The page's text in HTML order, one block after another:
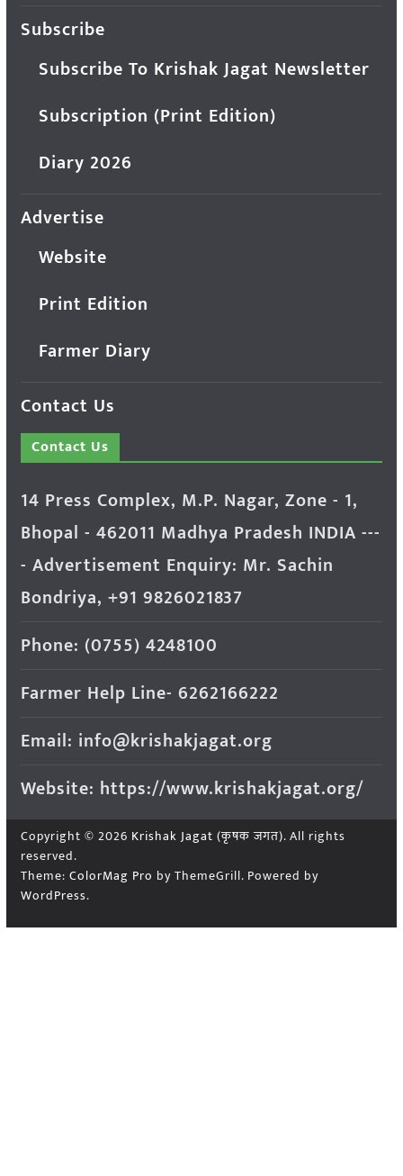
Subscribe
Subscribe To Krishak Jagat Newsletter
Subscription (Print Edition)
Diary 2026
Advertise
Website
Print Edition
Farmer Diary
Contact Us
Contact Us
14 Press Complex, M.P. Nagar, Zone - 1,
Bhopal - 462011 Madhya Pradesh INDIA ---
- Advertisement Enquiry: Mr. Sachin
Bondriya, +91 9826021837
Phone: (0755) 4248100
Farmer Help Line- 6262166222
Email: info@krishakjagat.org
Website: https://www.krishakjagat.org/
Copyright © 2026 Krishak Jagat (कृषक जगत). All rights
reserved.
Theme: ColorMag Pro by ThemeGrill. Powered by
WordPress.